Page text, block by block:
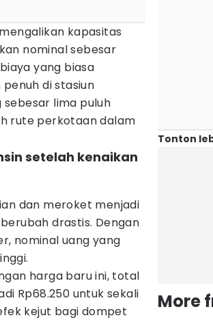
kapasitas
nominal sebesar
yang biasa
di stasiun
sebesar lima puluh
rute perkotaan dalam
setelah kenaikan
dan meroket menjadi
drastis. Dengan
nominal uang yang
harga baru ini, total
Rp68.250 untuk sekali
kejut bagi dompet
Tonton
More